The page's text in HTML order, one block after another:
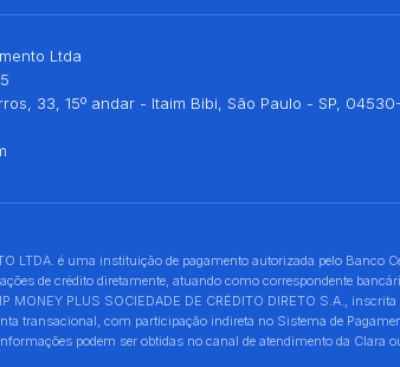
Ltda
33, 15º andar - Itaim Bibi, São Paulo - SP,
LTDA. é uma instituição de pagamento autorizada pelo
de crédito diretamente, atuando como correspondente
MONEY PLUS SOCIEDADE DE CRÉDITO DIRETO S.A.,
transacional, com participação indireta no Sistema de
podem ser obtidas no canal de atendimento da Clara